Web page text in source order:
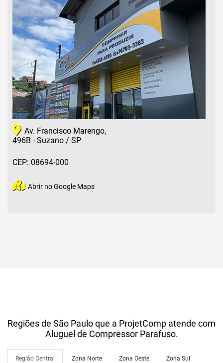
Av. Francisco Marengo,
496B - Suzano / SP
CEP: 08694-000
Abrir no Google Maps
Regiões de São Paulo que a ProjetComp atende com
Aluguel de Compressor Parafuso.
Região Central Zona Norte Zona Oeste Zona Sul